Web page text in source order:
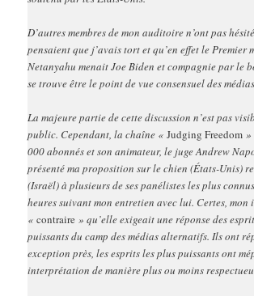
D’autres membres de mon auditoire n’ont pas
pensaient que j’avais tort et qu’en effet le Premier
Netanyahu menait Joe Biden et compagnie par le
se trouve être le point de vue consensuel des
La majeure partie de cette discussion n’est pas
public. Cependant, la chaîne «Judging Freedom »
000 abonnés et son animateur, le juge Andrew
présenté ma proposition sur le chien (États-Unis)
(Israël) à plusieurs de ses panélistes les plus
heures suivant mon entretien avec lui. Certes, mon
«contraire » qu’elle exigeait une réponse des
puissants du camp des médias alternatifs. Ils ont
exception près, les esprits les plus puissants ont
interprétation de manière plus ou moins